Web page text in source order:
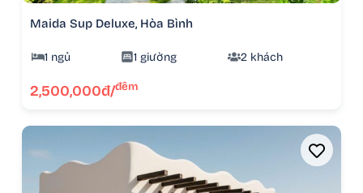
Maida Sup Deluxe, Hòa Bình
1 ngủ 1 giường 2 khách
2,500,000đ/đêm